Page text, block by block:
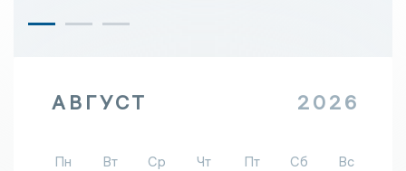
АВГУСТ 2026
Пн Вт Ср Чт Пт Сб
Вс